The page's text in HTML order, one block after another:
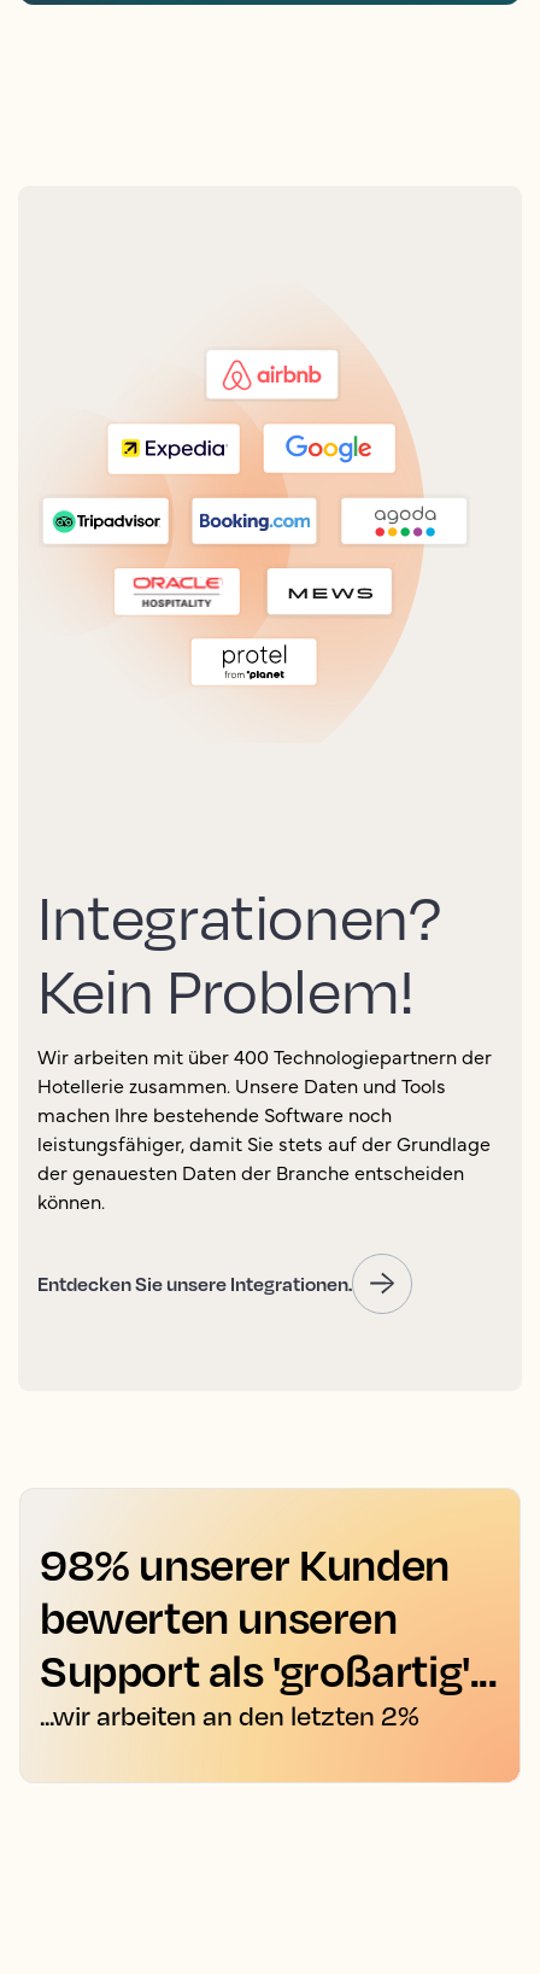
Integrationen?
Kein Problem!
Wir arbeiten mit über 400 Technologiepartnern der
Hotellerie zusammen. Unsere Daten und Tools
machen Ihre bestehende Software noch
leistungsfähiger, damit Sie stets auf der Grundlage
der genauesten Daten der Branche entscheiden
können.
Entdecken Sie unsere Integrationen.
98% unserer Kunden
bewerten unseren
Support als 'großartig'...
...wir arbeiten an den letzten 2%